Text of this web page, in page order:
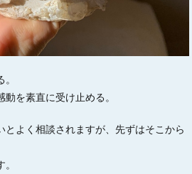
を素直に受け止める。
とよく相談されますが、先ずはそこから